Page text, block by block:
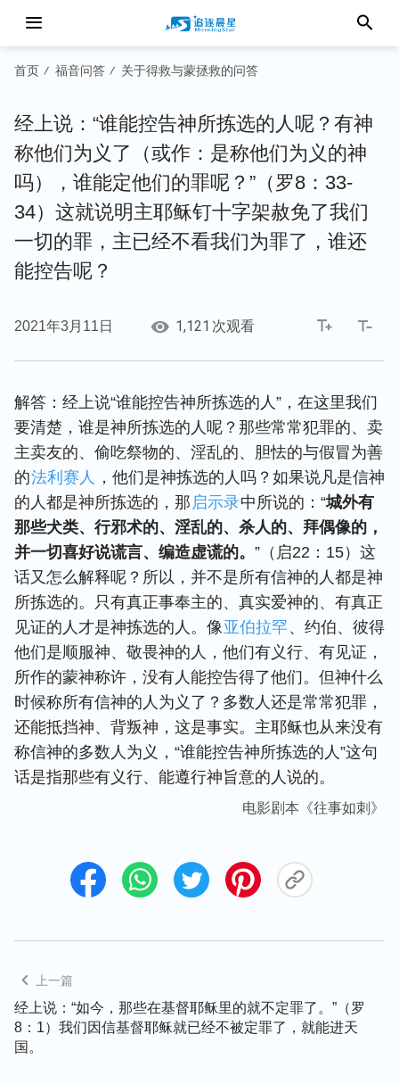
首页 / 福音问答 / 关于得救与蒙拯救的问答
经上说：“谁能控告神所拣选的人呢？有神
称他们为义了（或作：是称他们为义的神
吗），谁能定他们的罪呢？”（罗8：33-
34）这就说明主耶稣钉十字架赦免了我们
一切的罪，主已经不看我们为罪了，谁还
能控告呢？
2021年3月11日 1,121 次观看
解答：经上说“谁能控告神所拣选的人”，在这里我们
要清楚，谁是神所拣选的人呢？那些常常犯罪的、卖
主卖友的、偷吃祭物的、淫乱的、胆怯的与假冒为善
的法利赛人 ，他们是神拣选的人吗？如果说凡是信神
的人都是神所拣选的，那 启示录中所说的：“城外有
那些犬类、行邪术的、淫乱的、杀人的、拜偶像的，
并一切喜好说谎言、编造虚谎的。 ”（启22：15）这
话又怎么解释呢？所以，并不是所有信神的人都是神
所拣选的。只有真正事奉主的、真实爱神的、有真正
见证的人才是神拣选的人。像亚伯拉罕 、约伯、彼得
他们是顺服神、敬畏神的人，他们有义行、有见证，
所作的蒙神称许，没有人能控告得了他们。但神什么
时候称所有信神的人为义了？多数人还是常常犯罪，
还能抵挡神、背叛神，这是事实。主耶稣也从来没有
称信神的多数人为义，“谁能控告神所拣选的人”这句
话是指那些有义行、能遵行神旨意的人说的。
电影剧本《往事如刺》
上一篇
经上说：“如今，那些在基督耶稣里的就不定罪了。”（罗
8：1）我们因信基督耶稣就已经不被定罪了，就能进天
国。